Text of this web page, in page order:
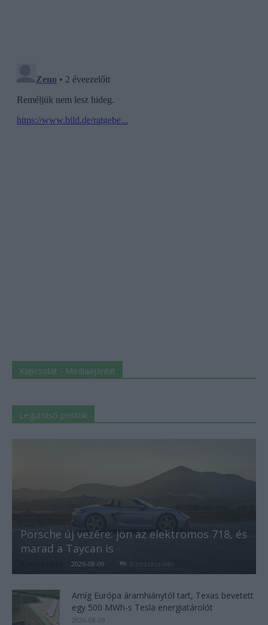
Kapcsolat - Médiaajánlat
Legutolsó postok
Porsche új vezére: jön az elektromos 718, és
marad a Taycan is
- 2026-08-09 0 hozzászólás
Amíg Európa áramhiánytól tart, Texas bevetett
egy 500 MWh-s Tesla energiatárolót
2026-08-09